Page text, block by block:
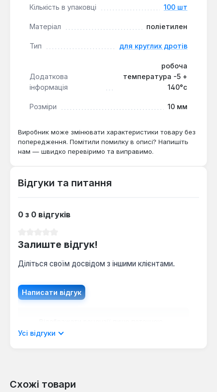
Кількість в упаковці 100 шт
Матеріал поліетилен
Тип для круглих дротів
Додаткова
інформація
робоча
температура -5 +
140°с
Розміри 10 мм
Виробник може змінювати характеристики товару без
попередження. Помітили помилку в описі? Напишіть
нам — швидко перевіримо та виправимо.
Відгуки та питання
0 з 0 відгуків
Залиште відгук!
Діліться своїм досвідом з іншими клієнтами.
Написати відгук
мовою.
Відгуків не знайдено. Поділіться
Усі відгуки
Схожі товари